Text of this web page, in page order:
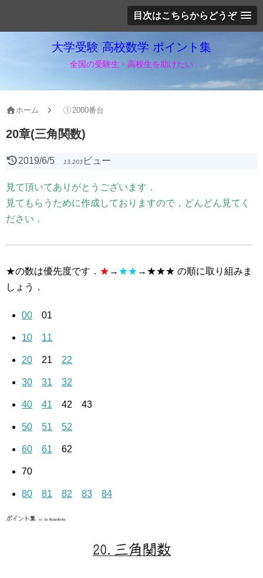
目次はこちらからどうぞ
大学受験 高校数学 ポイント集
全国の受験生・高校生を助けたい
ホーム 2000番台
20章(三角関数)
2019/6/5 13,203ビュー
見て頂いてありがとうございます．
見てもらうために作成しておりますので，どんどん見てく
ださい．
★の数は優先度です． ★ → ★★ →★★★ の順に取り組みま
しょう．
00 01
10 11
20 21 22
30 31 32
40 41 42 43
50 51 52
60 61 62
70
80 81 82 83 84